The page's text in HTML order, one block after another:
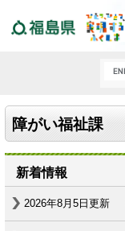
障がい福祉課
新着情報
2026年8月5日更新